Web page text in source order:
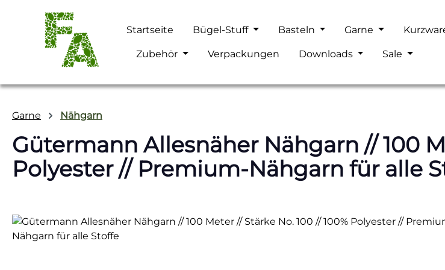
Hauptinhalt springen
Zur Suche springen
Zur Hauptnavigation springen
Startseite
Bügel-Stuff Basteln Garne
Zubehör Verpackungen Downloads Sale
Garne Nähgarn
Gütermann Allesnäher Nähgarn // 100
Polyester // Premium-Nähgarn für alle
Bildergalerie überspringen